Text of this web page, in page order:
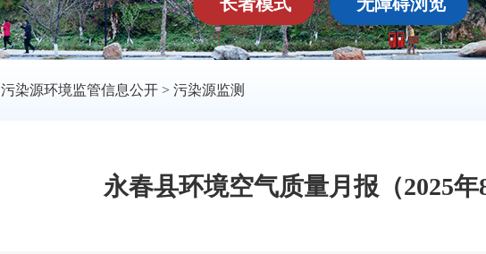
污染源环境监管信息公开> 污染源监测
永春县环境空气质量月报（2025年8